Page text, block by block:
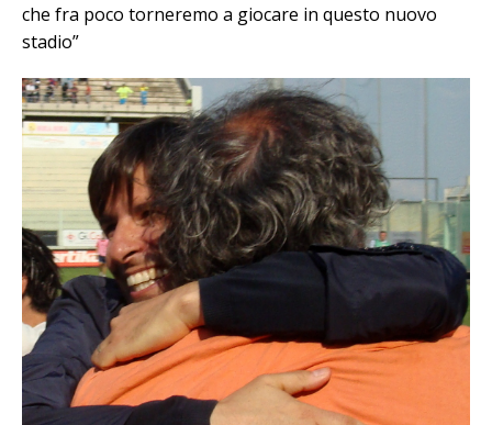
che fra poco torneremo a giocare in questo nuovo
stadio”